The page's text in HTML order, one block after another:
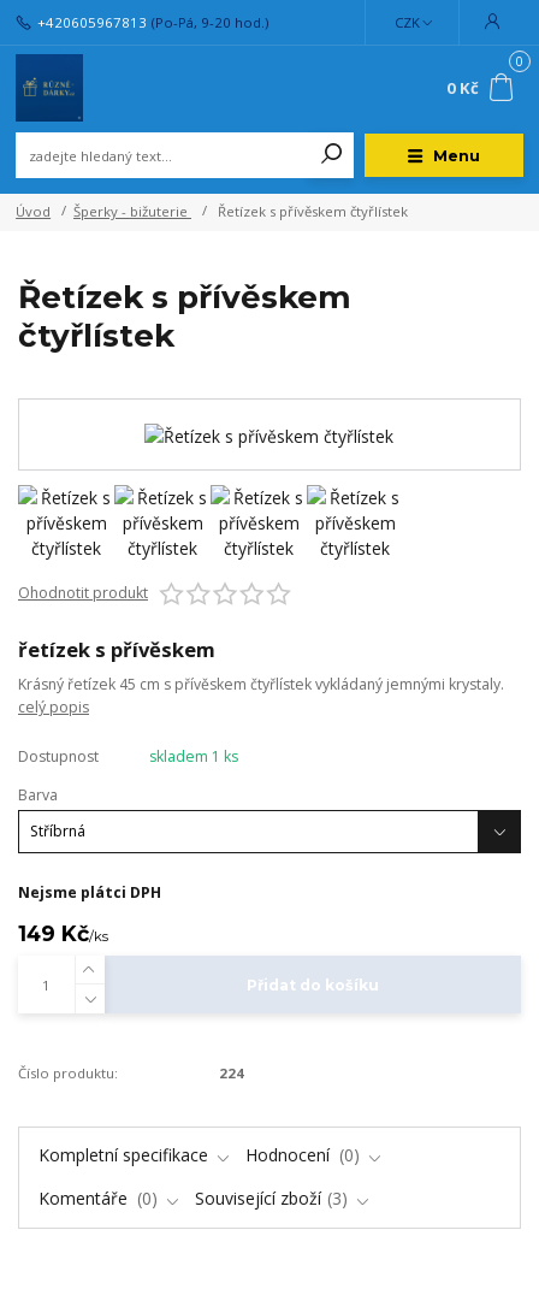
Menu
CZK
+420605967813 (Po-Pá, 9-20 hod.)
0
0 Kč
Úvod Šperky - bižuterie Řetízek s přívěskem čtyřlístek
Řetízek s přívěskem
čtyřlístek
Ohodnotit produkt
řetízek s přívěskem
Krásný řetízek 45 cm s přívěskem čtyřlístek vykládaný jemnými krystaly.
celý popis
Dostupnost
skladem 1 ks
Barva
Nejsme plátci DPH
149 Kč/ks
Přidat do košíku
Číslo produktu: 224
Kompletní specifikace Hodnocení
0
Komentáře
0 Související zboží 3